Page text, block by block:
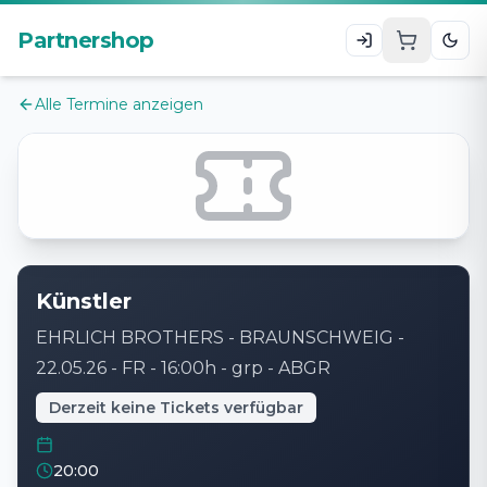
Partnershop
Alle Termine anzeigen
Künstler
EHRLICH BROTHERS - BRAUNSCHWEIG -
22.05.26 - FR - 16:00h - grp - ABGR
Derzeit keine Tickets verfügbar
20:00